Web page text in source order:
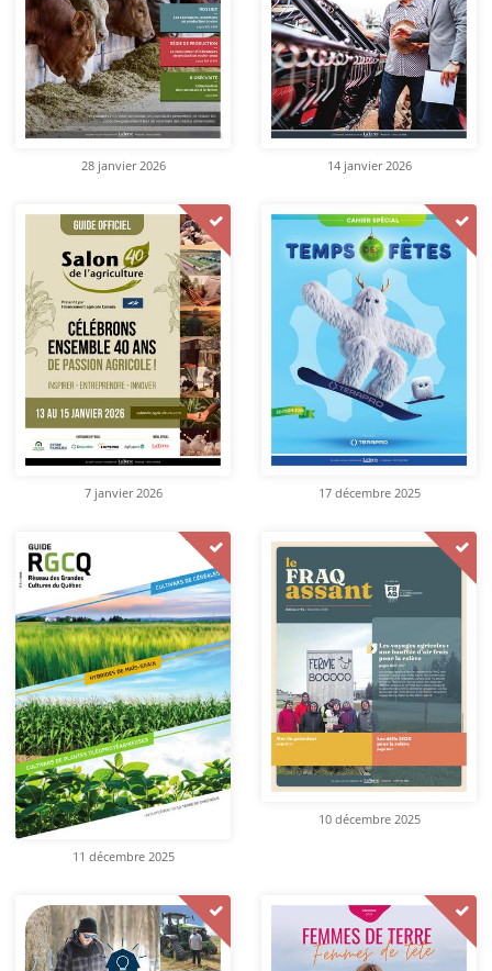
28 janvier 2026 14 janvier 2026
7 janvier 2026 17 décembre 2025
11 décembre 2025
10 décembre 2025